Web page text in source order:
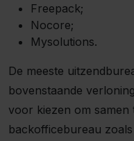
Freepack;
Nocore;
Mysolutions.
De meeste
bovenstaande
voor kiezen om samen
backofficebureau zoals